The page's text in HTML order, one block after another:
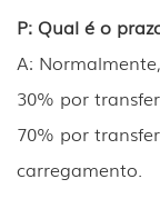
P: Qual é o
A:
30% por
70% por
carregamento.